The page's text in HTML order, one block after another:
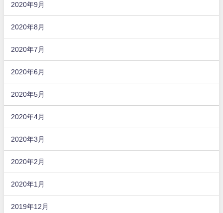
2020年9月
2020年8月
2020年7月
2020年6月
2020年5月
2020年4月
2020年3月
2020年2月
2020年1月
2019年12月